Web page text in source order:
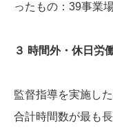
ったもの：39事業
３ 時間外・休日労
監督指導を実施し
合計時間数が最も